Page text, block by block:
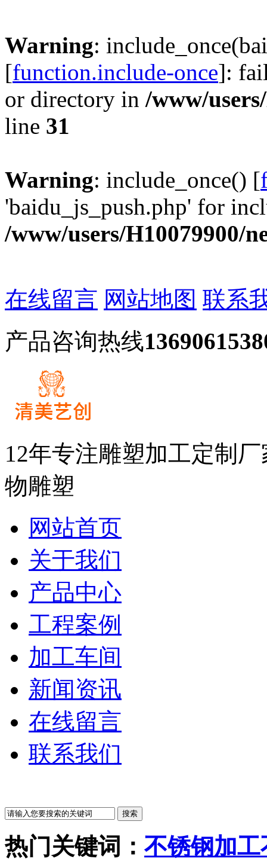
Warning:
[function.include-once]:
or directory in /www/
line 31
Warning: include_once() [
'baidu_js_push.php' for
/www/users/H10079900/
在线留言 网站地图 联系
产品咨询热线
12年专注雕塑加工定制
物雕塑
网站首页
关于我们
产品中心
工程案例
加工车间
新闻资讯
在线留言
联系我们
热门关键词： 不锈钢加工